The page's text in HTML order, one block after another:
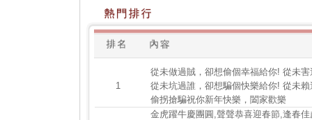
1
從未做過賊，卻想偷個幸福給你! 從未
從未坑過誰，卻想騙個快樂給你! 從未
偷拐搶騙祝你新年快樂，闔家歡樂
金虎躍牛慶團圓,聲聲恭喜迎春節,逢春